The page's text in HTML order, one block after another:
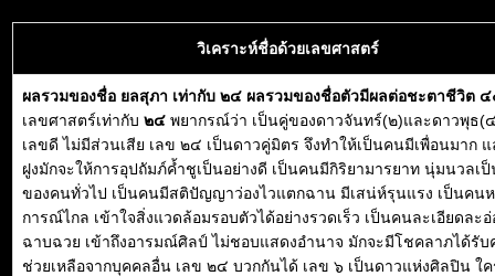
วิเคราะห์ชื่อด้วยเลขศาสตร์
ผลรวมของชื่อ ยลสุภา เท่ากับ ๒๔ ผลรวมของชื่อตัวมีผลต่อชะตาชีวิต ๔
เลขศาสตร์เท่ากับ ๒๔ พยากรณ์ว่า เป็นคู่ของดาวจันทร์(๒)และดาวพุธ(
เลขดี ไม่มีส่วนเสีย เลข ๒๔ เป็นดาวคู่มิตร จึงทำให้เป็นคนมีเพื่อนมาก แ
ฝูงมักจะให้การอุปถัมภ์ค้ำชูเป็นอย่างดี เป็นคนมีกิริยามารยาท นุ่มนวลเ
ของคนทั่วไป เป็นคนมีสติปัญญาว่องไวแตกฉาน มีเสน่ห์รุนแรง เป็นคน
การณ์ไกล เข้าใจสิ่งแวดล้อมรอบตัวได้อย่างรวดเร็ว เป็นคนละเอียดละ
ฉาบฉวย เข้าถึงอารมณ์ศิลป์ ไม่ชอบแสดงอำนาจ มักจะมีโชคลาภได้รับ
ช่วยเหลือจากบุคคลอื่น เลข ๒๔ บวกกันได้ เลข ๖ เป็นดาวแห่งศิลปิน ใ